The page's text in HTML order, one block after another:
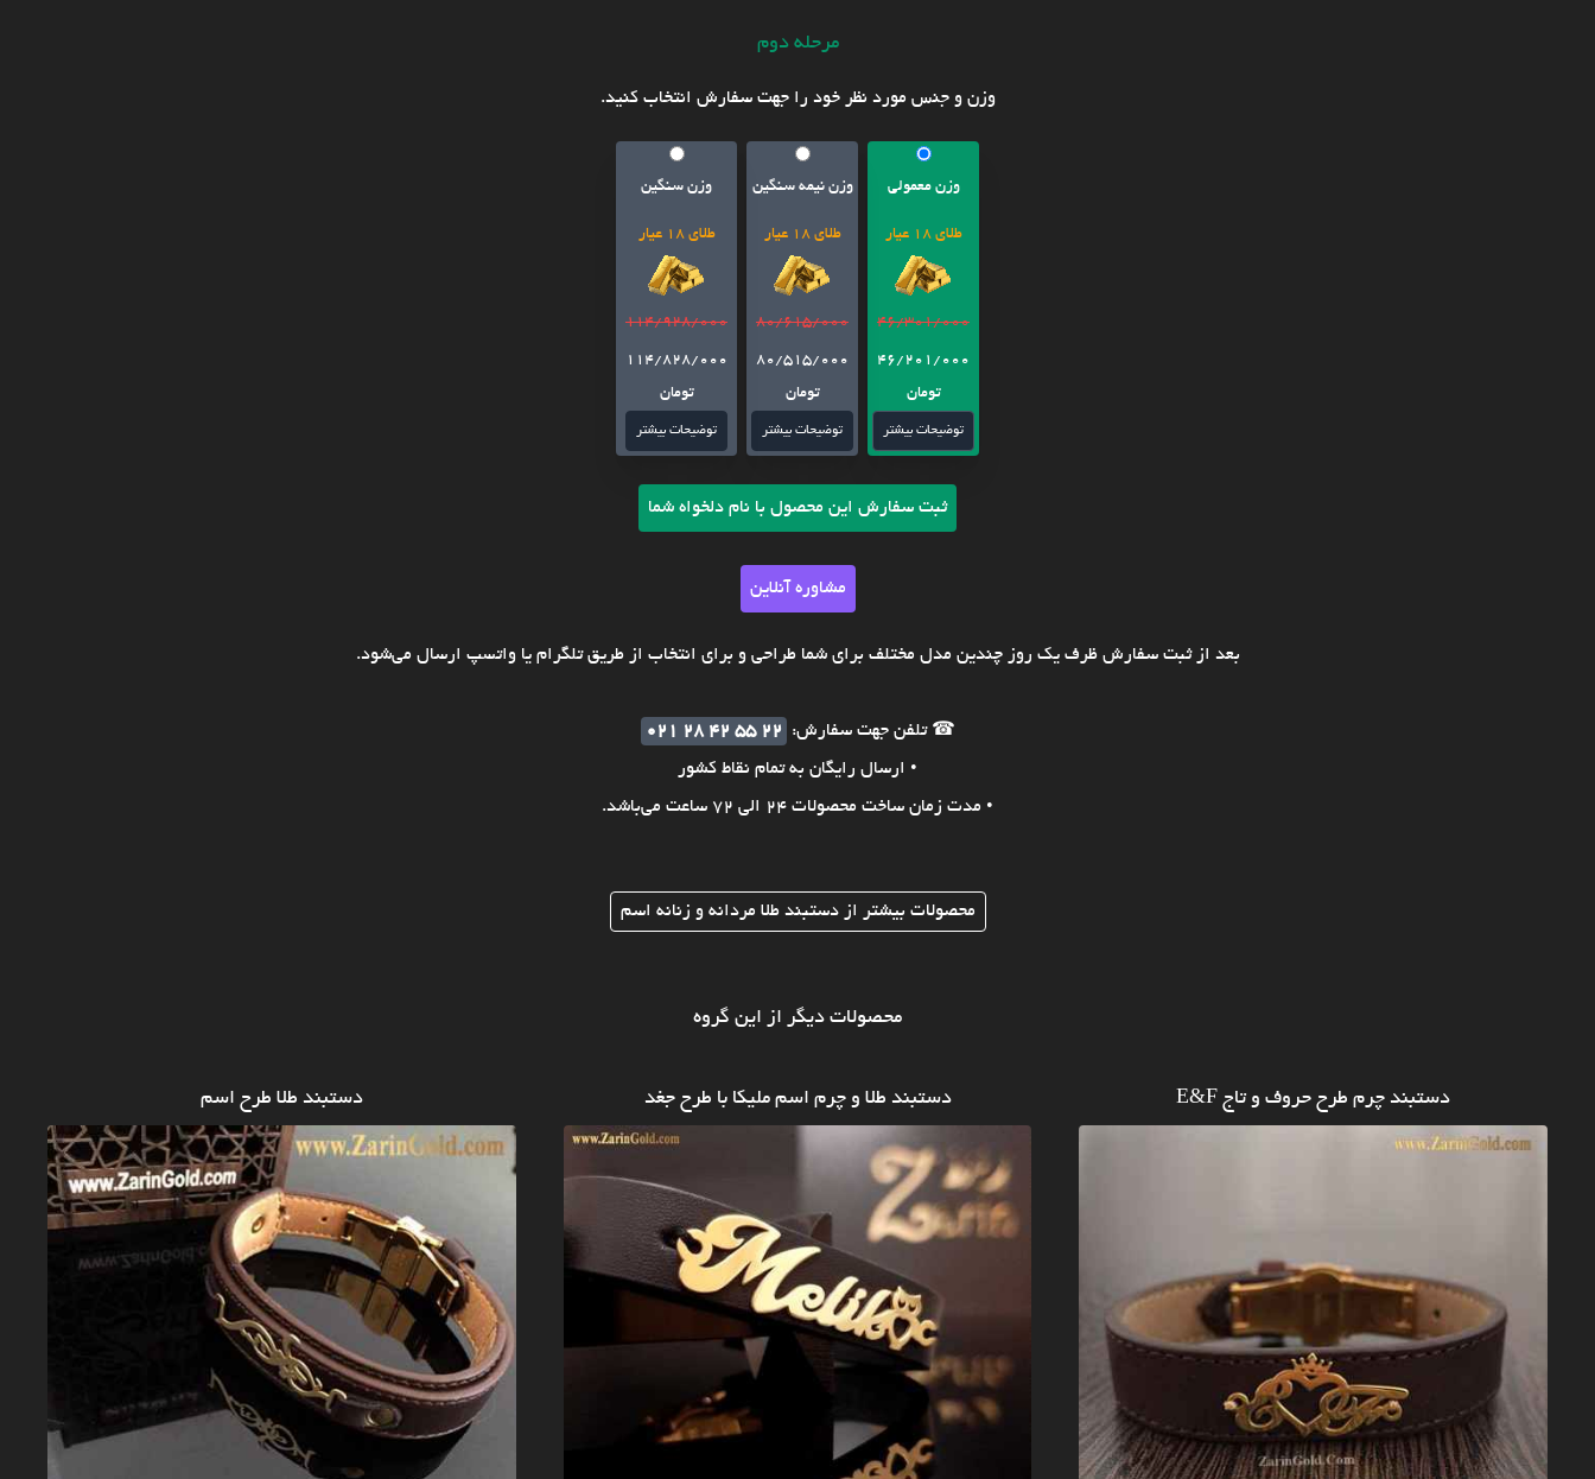
مرحله دوم
وزن و جنس مورد نظر خود را جهت سفارش انتخاب کنید.
وزن معمولی
طلای 18 عیار
46/301/000
46/201/000
تومان
توضیحات بیشتر
وزن نیمه سنگین
طلای 18 عیار
80/615/000
80/515/000
تومان
توضیحات بیشتر
وزن سنگین
طلای 18 عیار
114/928/000
114/828/000
تومان
توضیحات بیشتر
ثبت سفارش این محصول با نام دلخواه شما
مشاوره آنلاین
بعد از ثبت سفارش ظرف یک روز چندین مدل مختلف برای شما طراحی و برای انتخاب از طریق تلگرام یا واتسپ ارسال می‌شود.
☎ تلفن جهت سفارش:
021 28 42 55 22
• ارسال رایگان به تمام نقاط کشور
• مدت زمان ساخت محصولات 24 الی 72 ساعت می‌باشد.
محصولات بیشتر از دستبند طلا مردانه و زنانه اسم
محصولات دیگر از این گروه
دستبند چرم طرح حروف و تاج E&F دستبند طلا و چرم اسم ملیکا با طرح جغد دستبند طلا طرح اسم